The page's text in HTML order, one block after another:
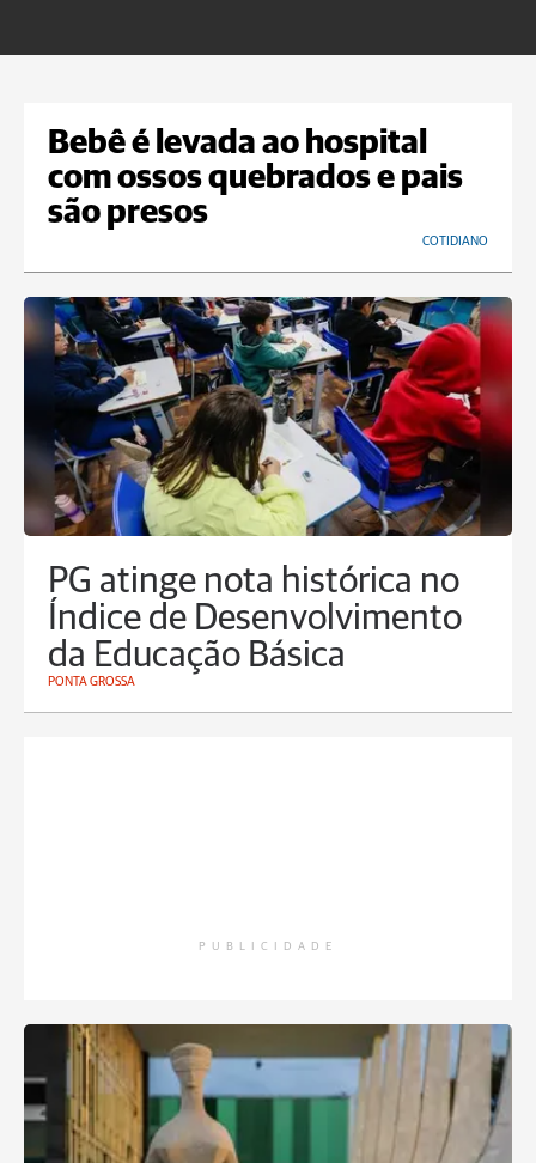
Bebê é levada ao hospital
com ossos quebrados e pais
são presos
COTIDIANO
PG atinge nota histórica no
Índice de Desenvolvimento
da Educação Básica
PONTA GROSSA
PUBLICIDADE